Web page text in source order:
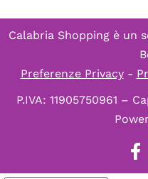
Calabria Shopping è un
Preferenze Privacy-
P.IVA: 11905750961 –